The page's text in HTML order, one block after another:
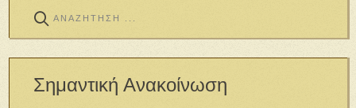
Σημαντική Ανακοίνωση